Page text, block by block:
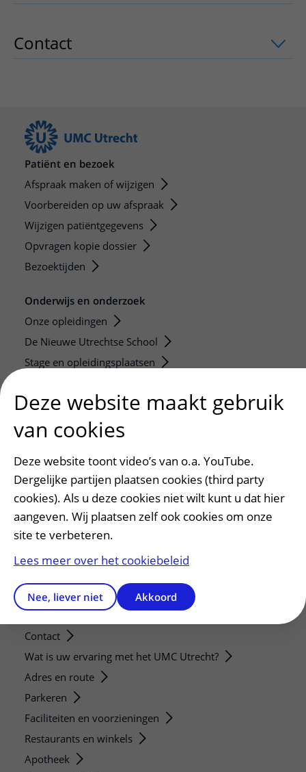
Contact uitklapper, klik om te openen
Patiënt en bezoek
Afspraak maken of wijzigen
Voorbereiden op uw afspraak
Wijzigen patiëntgegevens
Opvragen kopie dossier
Bezoektijden
Onderwijs en onderzoek
Onze opleidingen
De Nieuwe Utrechtse School
Stage en opleidingsplaatsen
Strategic programs
Research groups
Research technologies
Verwijzers
Mijn patiënt verwijzen
Teleconsult aanvragen
Diagnostiek aanvragen
Zorgverlenersportaal
Contact
Wat is uw ervaring met het UMC Utrecht?
Adres en route
Parkeren
Faciliteiten en voorzieningen
Restaurants en winkels
Apotheek
Deze website maakt gebruik
van cookies
Deze website toont video’s van o.a. YouTube.
Dergelijke partijen plaatsen cookies (third party
cookies). Als u deze cookies niet wilt kunt u dat hier
aangeven. Wij plaatsen zelf ook cookies om onze
site te verbeteren.
Lees meer over het cookiebeleid
Nee, liever niet Akkoord